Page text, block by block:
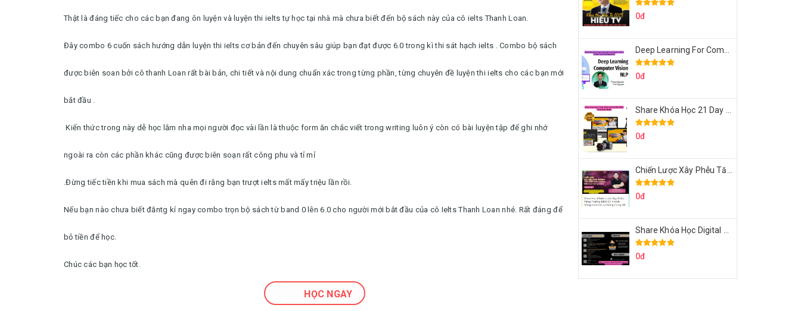
Thật là đáng tiếc cho các bạn đang ôn luyện và luyện thi ielts tự học tại nhà mà chưa biết đến bộ sách này của cô ielts Thanh Loan.
Đây combo 6 cuốn sách hướng dẫn luyện thi ielts cơ bản đến chuyên sâu giúp bạn đạt được 6.0 trong kì thi sát hạch ielts . Combo bộ sách
được biên soan bởi cô thanh Loan rất bài bản, chi tiết và nội dung chuẩn xác trong từng phần, từng chuyên đề luyện thi ielts cho các bạn mới
bắt đầu .
Kiến thức trong này dễ học lắm nha mọi người đọc vài lần là thuộc form ăn chắc viết trong writing luôn ý còn có bài luyện tập để ghi nhớ
ngoài ra còn các phần khác cũng được biên soạn rất công phu và tỉ mỉ
.Đừng tiếc tiền khi mua sách mà quên đi rằng bạn trượt ielts mất mấy triệu lần rồi.
Nếu bạn nào chưa biết đăntg kí ngay combo trọn bộ sách từ band 0 lên 6.0 cho người mới bắt đầu của cô Ielts Thanh Loan nhé. Rất đáng để
bỏ tiền để học.
Chúc các bạn học tốt.
HỌC NGAY
0đ
0đ
0đ
0đ
0đ